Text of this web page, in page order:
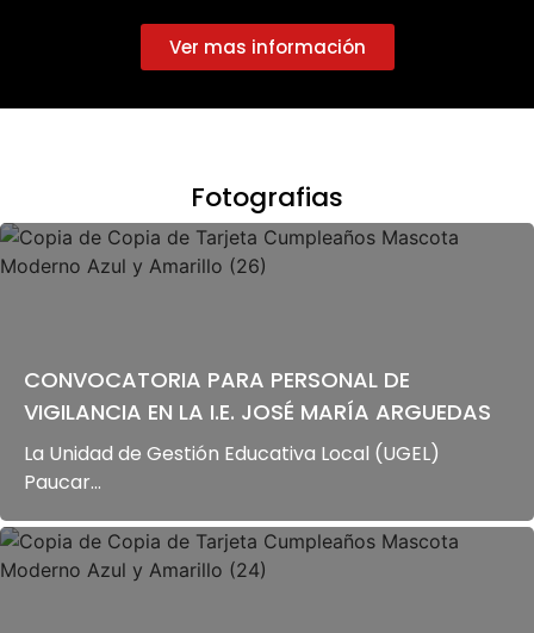
Ver mas información
Fotografias
CONVOCATORIA PARA PERSONAL DE
VIGILANCIA EN LA I.E. JOSÉ MARÍA ARGUEDAS
La Unidad de Gestión Educativa Local (UGEL)
Paucar...